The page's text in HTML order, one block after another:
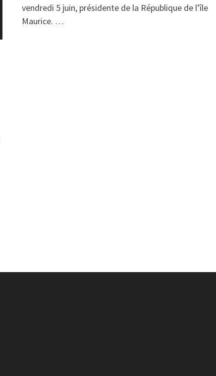
vendredi 5 juin, présidente de la République de l’île
Maurice. …